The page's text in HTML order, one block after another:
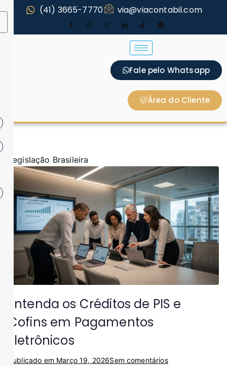
(41) 3665-7770 via@viacontabil.com
Fale pelo Whatsapp
Área do Cliente
Legislação Brasileira
Entenda os Créditos de PIS e
Cofins em Pagamentos
Eletrônicos
Publicado em Março 19, 2026Sem comentários